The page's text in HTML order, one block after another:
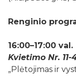
Renginio
16:00–17:00 val.
Kvietimo Nr.
„Plėtojimas ir